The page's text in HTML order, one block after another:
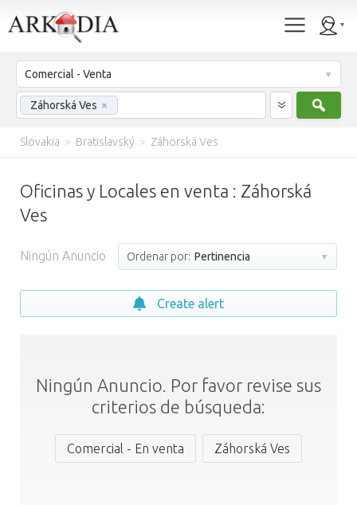
Comercial - Venta
Záhorská Ves ×
Slovakia > Bratislavský > Záhorská Ves
Oficinas y Locales en venta : Záhorská
Ves
Ningún Anuncio Ordenar por: Pertinencia
Create alert
Ningún Anuncio. Por favor revise sus
criterios de búsqueda:
Comercial - En venta Záhorská Ves